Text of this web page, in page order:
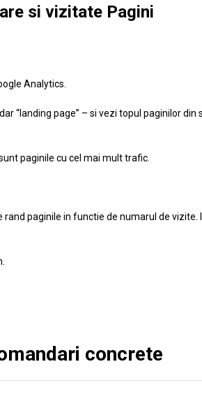
si vizitate Pagini
Analytics.
“landing page” – si vezi topul paginilor din
paginile cu cel mai mult trafic.
paginile in functie de numarul de vizite.
concrete